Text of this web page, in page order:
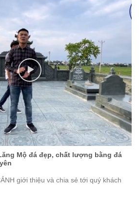
Mộ đá đẹp, chất lượng bằng đá
giới thiệu và chia sẻ tới quý khách